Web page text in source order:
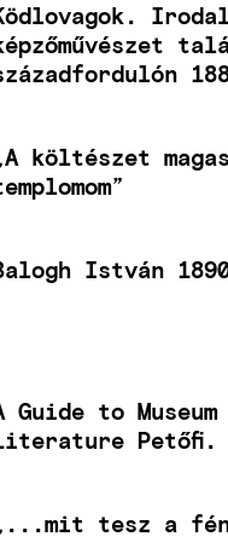
költészet
István
Guide to
Petőfi.
tesz a